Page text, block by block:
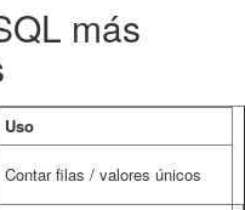
más
Uso
Contar filas / valores únicos